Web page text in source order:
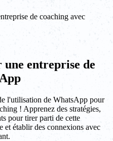
de coaching avec
une entreprise de
l'utilisation de WhatsApp pour
! Apprenez des stratégies,
pour tirer parti de cette
et établir des connexions avec